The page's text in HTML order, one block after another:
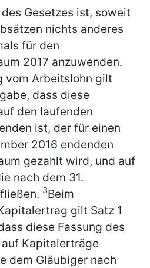
Gesetzes ist, soweit
nichts anderes
für den
2017 anzuwenden.
vom Arbeitslohn gilt
dass diese
den laufenden
ist, der für einen
2016 endenden
gezahlt wird, und auf
nach dem 31.
3Beim
gilt Satz 1
diese Fassung des
Kapitalerträge
dem Gläubiger nach